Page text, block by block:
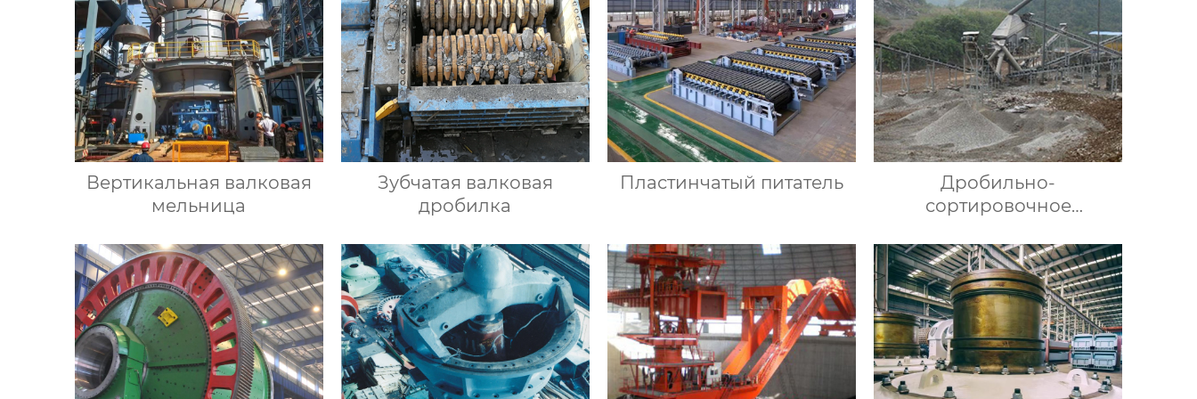
Вертикальная валковая
мельница
Зубчатая валковая
дробилка
Пластинчатый питатель
Дробильно-
сортировочное